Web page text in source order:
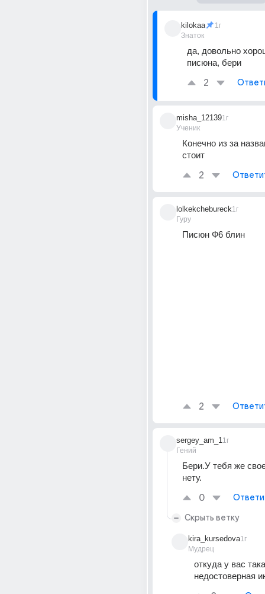
kilokaa
Знаток
1г
да, довольно
писюна, бери
2
misha_12139
Ученик
1г
Конечно из за
стоит
2
lolkekchebureck
Гуру
1г
Писюн Ф6 блин
2
sergey_am_1
Гений
1г
Бери.У тебя же
нету.
0
Скрыть ветку
kira_kursedova
Мудрец
1г
откуда у вас
недостоверная